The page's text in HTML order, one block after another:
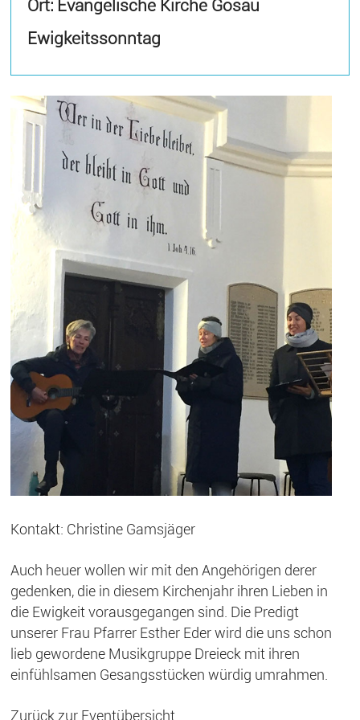
Ort: Evangelische Kirche Gosau
Ewigkeitssonntag
Kontakt: Christine Gamsjäger
Auch heuer wollen wir mit den Angehörigen derer
gedenken, die in diesem Kirchenjahr ihren Lieben in
die Ewigkeit vorausgegangen sind. Die Predigt
unserer Frau Pfarrer Esther Eder wird die uns schon
lieb gewordene Musikgruppe Dreieck mit ihren
einfühlsamen Gesangsstücken würdig umrahmen.
Zurück zur Eventübersicht